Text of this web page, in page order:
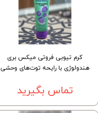
کرم تیوبی فروتی میکس بری
هندولوژی با رایحه توت‌های وحشی
تماس بگیرید